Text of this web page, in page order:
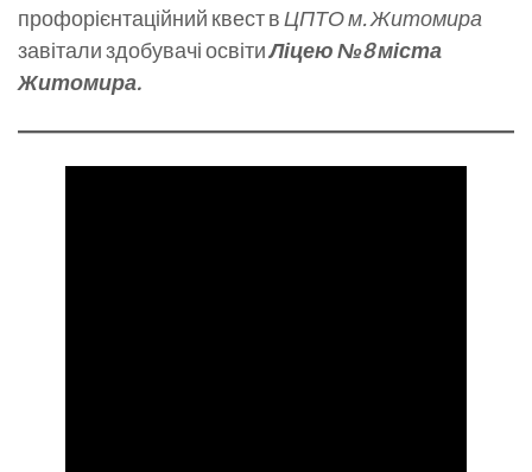
профорієнтаційний квест вЦПТО м. Житомира
завітали здобувачі освітиЛіцею №8 міста
Житомира.